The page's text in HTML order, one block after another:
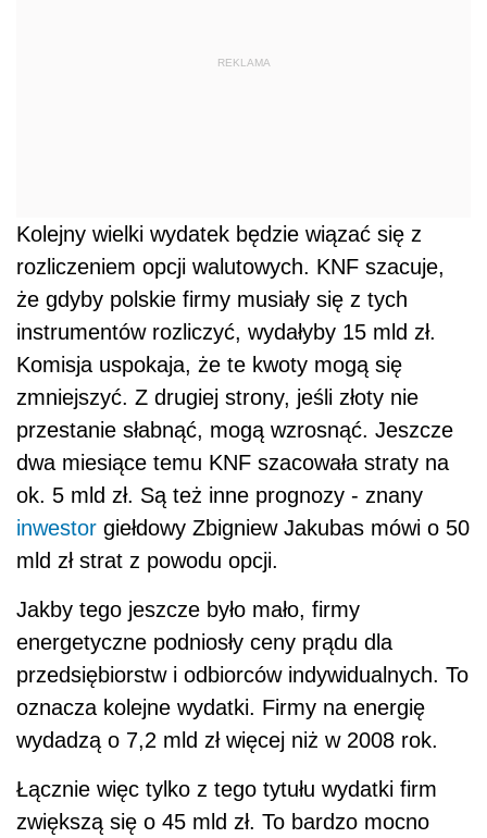
REKLAMA
Kolejny wielki wydatek będzie wiązać się z
rozliczeniem opcji walutowych. KNF szacuje,
że gdyby polskie firmy musiały się z tych
instrumentów rozliczyć, wydałyby 15 mld zł.
Komisja uspokaja, że te kwoty mogą się
zmniejszyć. Z drugiej strony, jeśli złoty nie
przestanie słabnąć, mogą wzrosnąć. Jeszcze
dwa miesiące temu KNF szacowała straty na
ok. 5 mld zł. Są też inne prognozy - znany
inwestor giełdowy Zbigniew Jakubas mówi o 50
mld zł strat z powodu opcji.
Jakby tego jeszcze było mało, firmy
energetyczne podniosły ceny prądu dla
przedsiębiorstw i odbiorców indywidualnych. To
oznacza kolejne wydatki. Firmy na energię
wydadzą o 7,2 mld zł więcej niż w 2008 rok.
Łącznie więc tylko z tego tytułu wydatki firm
zwiększą się o 45 mld zł. To bardzo mocno